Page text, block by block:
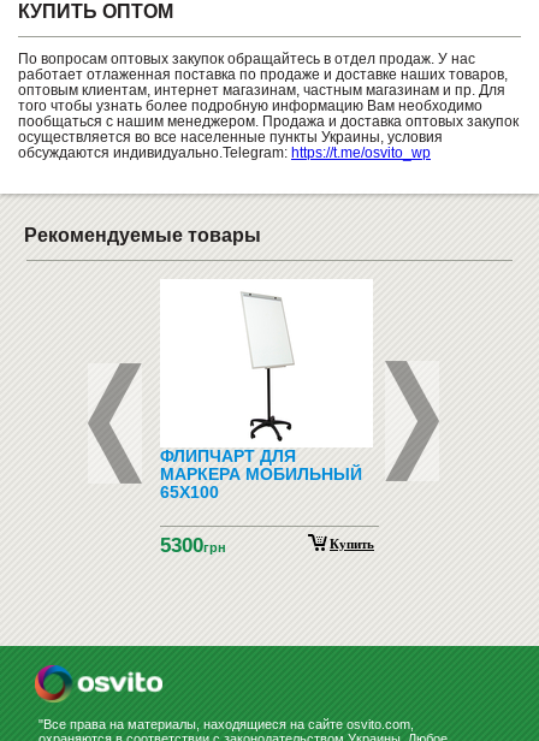
КУПИТЬ ОПТОМ
По вопросам оптовых закупок обращайтесь в отдел продаж. У нас
работает отлаженная поставка по продаже и доставке наших товаров,
оптовым клиентам, интернет магазинам, частным магазинам и пр. Для
того чтобы узнать более подробную информацию Вам необходимо
пообщаться с нашим менеджером. Продажа и доставка оптовых закупок
осуществляется во все населенные пункты Украины, условия
обсуждаются индивидуально.Telegram: https://t.me/osvito_wp
Рекомендуемые товары
ФЛИПЧАРТ ДЛЯ
МАРКЕРА МОБИЛЬНЫЙ
65Х100
5300грн Купить
ВЕШАЛКА
ДВУСТОРОННЯЯ
"Все права на материалы, находящиеся на сайте osvito.com,